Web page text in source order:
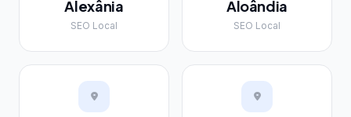
Alexânia
SEO Local
Aloândia
SEO Local